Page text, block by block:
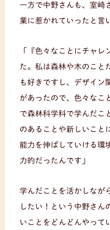
一方で中野さんも、室崎
業に惹かれていったと言
「『色々なことにチャレ
た。私は森林や木のこと
も好きですし、デザイン
があったので、色々なこ
で森林科学科で学んだこ
のあることや新しいこと
能力を伸ばしていける環
力的だったんです」
学んだことを活かしなが
したい！という中野さん
いことをどんどんやって